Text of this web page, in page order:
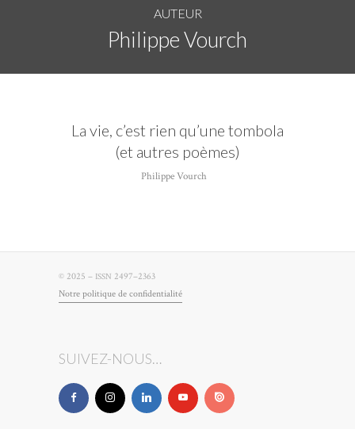
AUTEUR
Philippe Vourch
La vie, c’est rien qu’une tombola
(et autres poèmes)
Philippe Vourch
© 2025 – ISSN 2497–2363
Notre poli­tique de confidentialité
SUIVEZ-NOUS…